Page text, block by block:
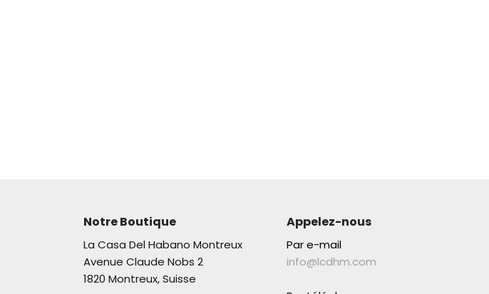
Notre Boutique
La Casa Del Habano Montreux
Avenue Claude Nobs 2
1820 Montreux, Suisse
Appelez-nous
Par e-mail
info@lcdhm.com